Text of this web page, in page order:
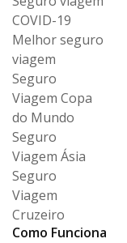
COVID-19
Melhor seguro
viagem
Seguro
Viagem Copa
do Mundo
Seguro
Viagem Ásia
Seguro
Viagem
Cruzeiro
Como Funciona